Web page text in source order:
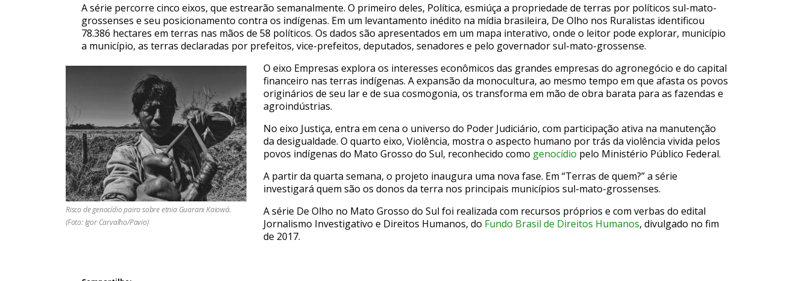
A série percorre cinco eixos, que estrearão semanalmente. O primeiro deles, Política, esmiúça a propriedade de terras por políticos sul-mato-
grossenses e seu posicionamento contra os indígenas. Em um levantamento inédito na mídia brasileira, De Olho nos Ruralistas identificou
78.386 hectares em terras nas mãos de 58 políticos. Os dados são apresentados em um mapa interativo, onde o leitor pode explorar, município
a município, as terras declaradas por prefeitos, vice-prefeitos, deputados, senadores e pelo governador sul-mato-grossense.
Risco de genocídio paira sobre etnia Guarani Kaiowá.
(Foto: Igor Carvalho/Pavio)
O eixo Empresas explora os interesses econômicos das grandes empresas do agronegócio e do capital
financeiro nas terras indígenas. A expansão da monocultura, ao mesmo tempo em que afasta os povos
originários de seu lar e de sua cosmogonia, os transforma em mão de obra barata para as fazendas e
agroindústrias.
No eixo Justiça, entra em cena o universo do Poder Judiciário, com participação ativa na manutenção
da desigualdade. O quarto eixo, Violência, mostra o aspecto humano por trás da violência vivida pelos
povos indígenas do Mato Grosso do Sul, reconhecido como genocídio pelo Ministério Público Federal.
A partir da quarta semana, o projeto inaugura uma nova fase. Em “Terras de quem?” a série
investigará quem são os donos da terra nos principais municípios sul-mato-grossenses.
A série De Olho no Mato Grosso do Sul foi realizada com recursos próprios e com verbas do edital
Jornalismo Investigativo e Direitos Humanos, do Fundo Brasil de Direitos Humanos, divulgado no fim
de 2017.